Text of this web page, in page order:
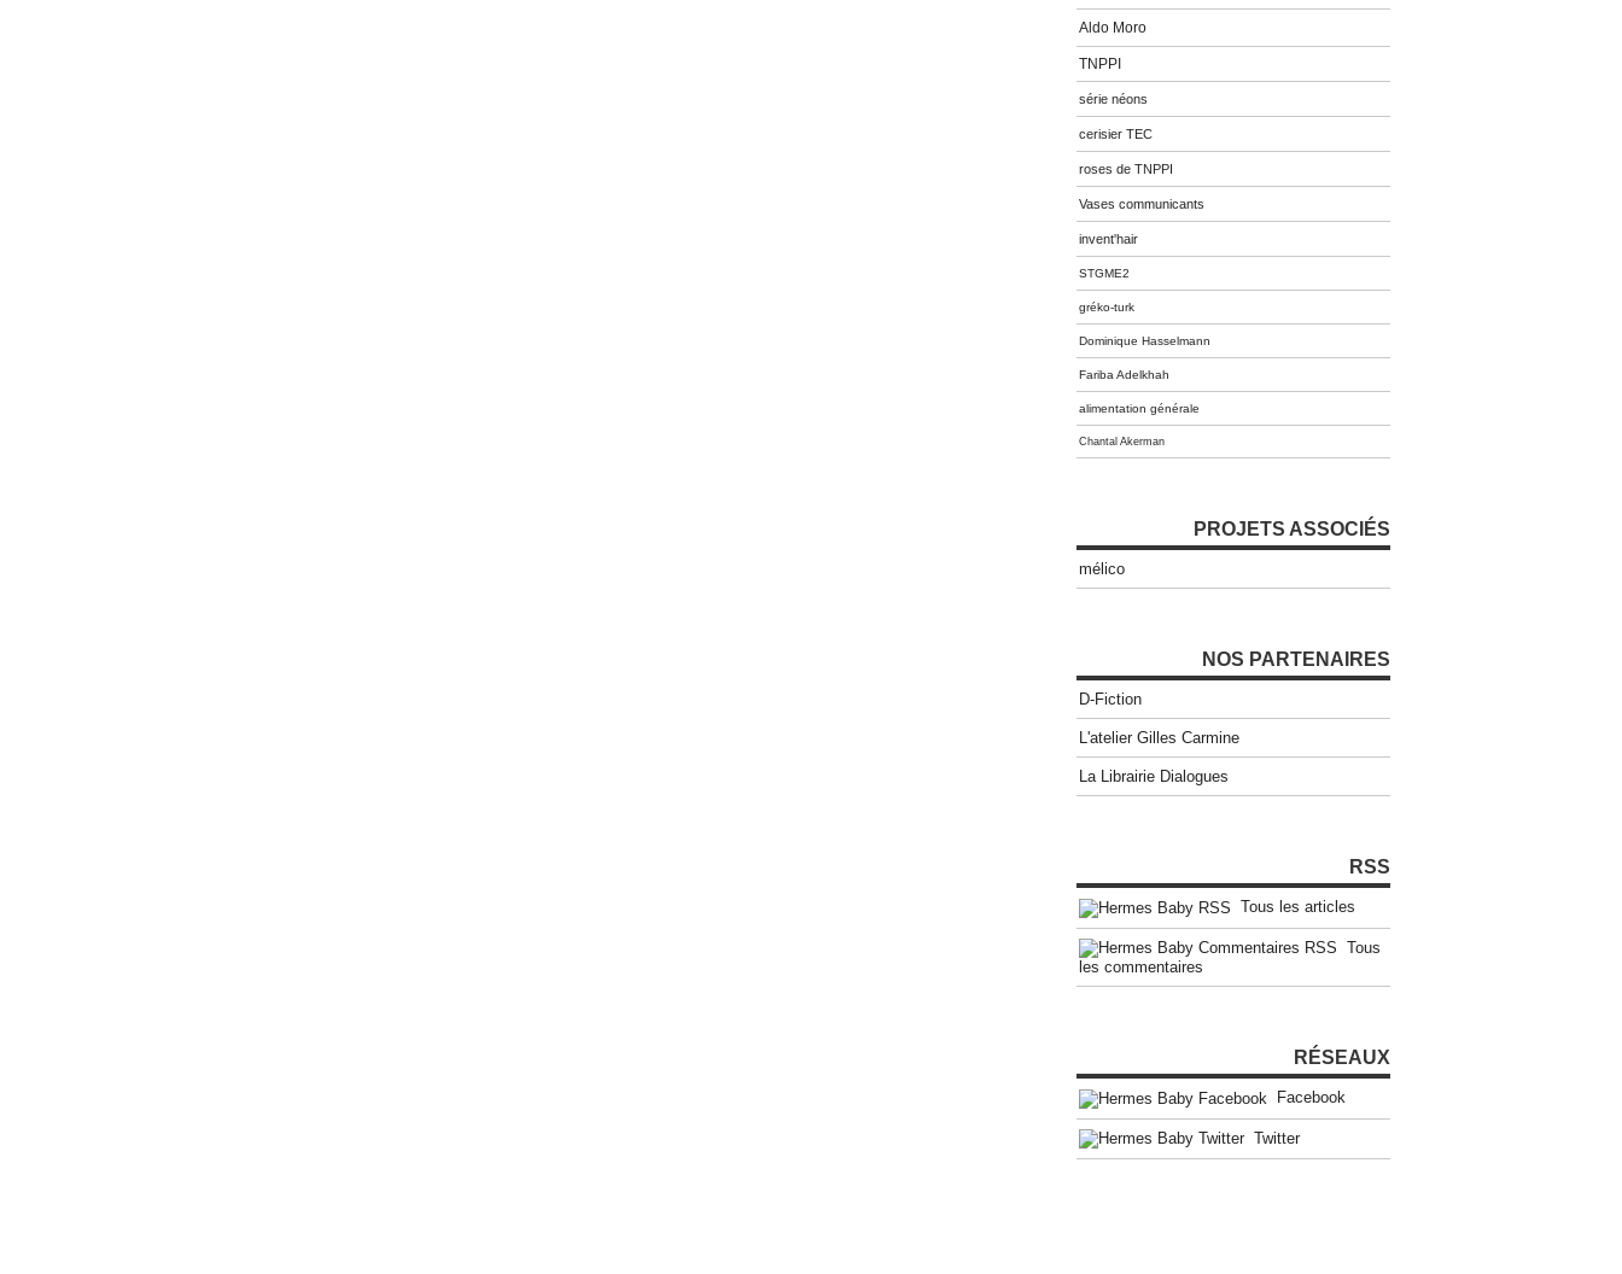
Aldo Moro
TNPPI
série néons
cerisier TEC
roses de TNPPI
Vases communicants
invent'hair
STGME2
gréko-turk
Dominique Hasselmann
Fariba Adelkhah
alimentation générale
Chantal Akerman
PROJETS ASSOCIÉS
mélico
NOS PARTENAIRES
D-Fiction
L'atelier Gilles Carmine
La Librairie Dialogues
RSS
Tous les articles
Tous
les commentaires
RÉSEAUX
Facebook
Twitter